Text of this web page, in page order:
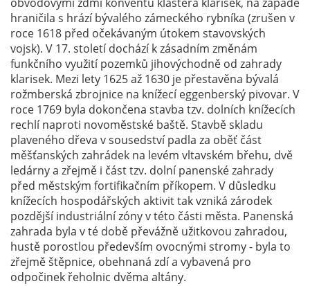
hraničila s hrází bývalého zámeckého rybníka (zrušen v
roce 1618 před očekávaným útokem stavovských
vojsk). V 17. století dochází k zásadním změnám
funkčního využití pozemků jihovýchodně od zahrady
klarisek. Mezi lety 1625 až 1630 je přestavěna bývalá
rožmberská zbrojnice na knížecí eggenberský pivovar. V
roce 1769 byla dokončena stavba tzv. dolních knížecích
rechlí naproti novoměstské baště. Stavbě skladu
plaveného dřeva v sousedství padla za oběť část
měšťanských zahrádek na levém vltavském břehu, dvě
ledárny a zřejmě i část tzv. dolní panenské zahrady
před městským fortifikačním příkopem. V důsledku
knížecích hospodářských aktivit tak vzniká zárodek
pozdější industriální zóny v této části města. Panenská
zahrada byla v té době převážně užitkovou zahradou,
hustě porostlou především ovocnými stromy - byla to
zřejmě štěpnice, obehnaná zdí a vybavená pro
odpočinek řeholnic dvěma altány.